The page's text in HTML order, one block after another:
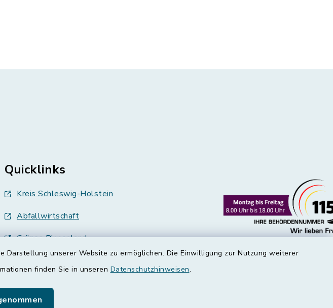
unserer Website zu ermöglichen. Die Einwilligung zur Nutzung weiterer
finden Sie in unseren Datenschutzhinweisen.
Quicklinks
Kreis Schleswig-Holstein
Abfallwirtschaft
Grünes Binnenland
Treenespiegel
ETS